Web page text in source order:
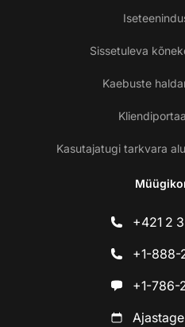
Sissetuleva
Kaebuste
Kasutajatugi tarkvara
+421 2
+1-888-
+1-786-